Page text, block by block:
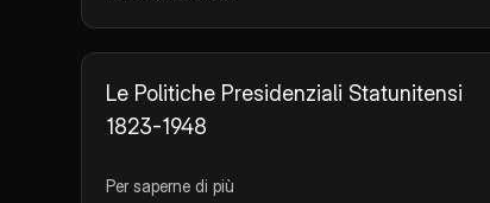
Le Politiche Presidenziali Statunitensi
1823-1948
Per saperne di più